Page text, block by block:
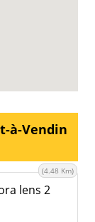
à-Vendin
lens 2
(4.48 Km)